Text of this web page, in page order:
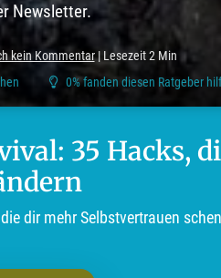
Newsletter.
kein Kommentar| Lesezeit 2 Min
0% fanden diesen Ratgeber
35 Hacks,
dir mehr Selbstvertrauen